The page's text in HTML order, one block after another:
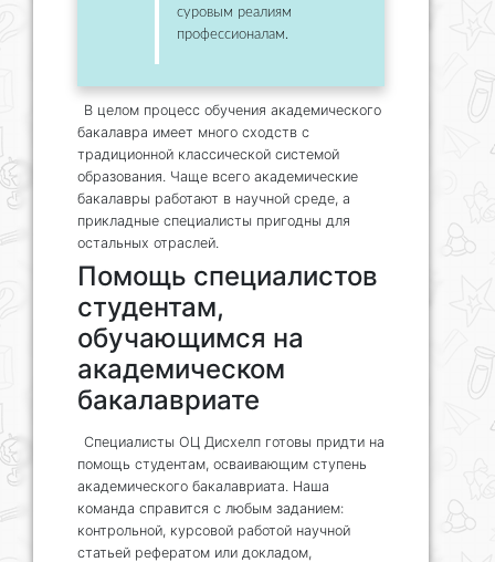
суровым реалиям
профессионалам.
В целом процесс обучения академического
бакалавра имеет много сходств с
традиционной классической системой
образования. Чаще всего академические
бакалавры работают в научной среде, а
прикладные специалисты пригодны для
остальных отраслей.
Помощь специалистов
студентам,
обучающимся на
академическом
бакалавриате
Специалисты ОЦ Дисхелп готовы придти на
помощь студентам, осваивающим ступень
академического бакалавриата. Наша
команда справится с любым заданием:
контрольной, курсовой работой научной
статьей рефератом или докладом,